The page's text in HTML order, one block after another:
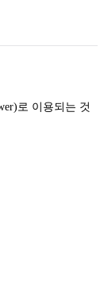
로 이용되는 것